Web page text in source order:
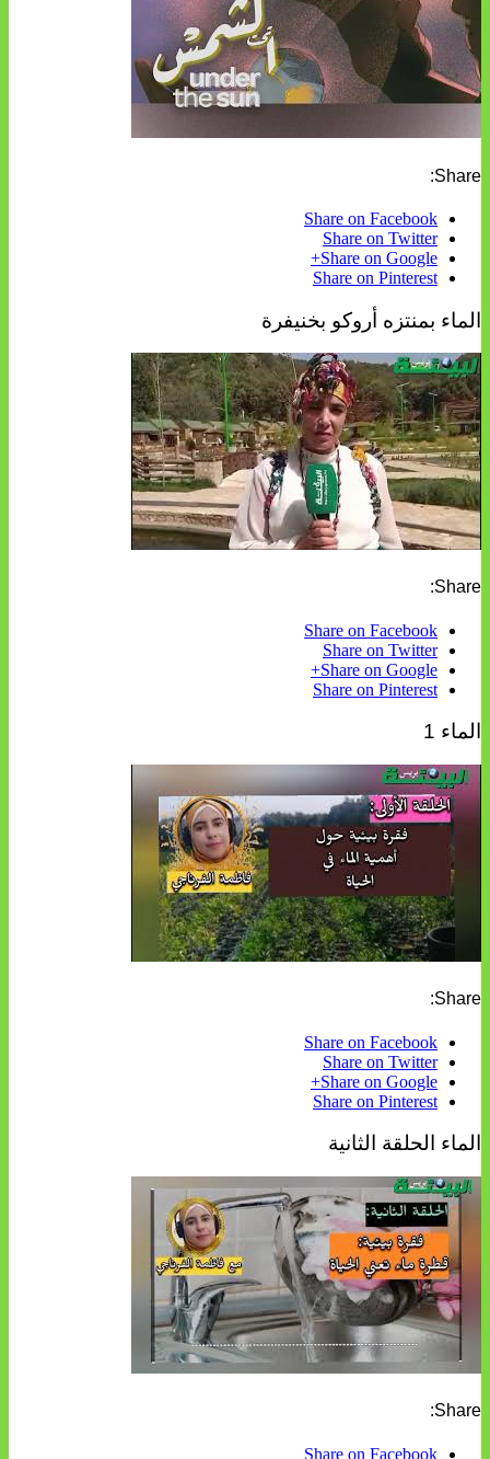
Share:
Share on Facebook
Share on Twitter
Share on Google+
Share on Pinterest
الماء بمنتزه أروكو بخنيفرة
Share:
Share on Facebook
Share on Twitter
Share on Google+
Share on Pinterest
الماء 1
Share:
Share on Facebook
Share on Twitter
Share on Google+
Share on Pinterest
الماء الحلقة الثانية
Share:
Share on Facebook